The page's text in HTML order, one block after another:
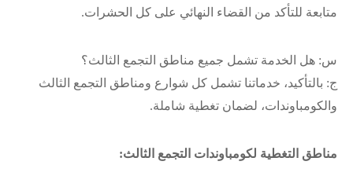
متابعة للتأكد من القضاء النهائي على كل الحشرات.
س: هل الخدمة تشمل جميع مناطق التجمع الثالث؟
ج: بالتأكيد، خدماتنا تشمل كل شوارع ومناطق التجمع الثالث
والكومباوندات، لضمان تغطية شاملة.
مناطق التغطية لكومباوندات التجمع الثالث: